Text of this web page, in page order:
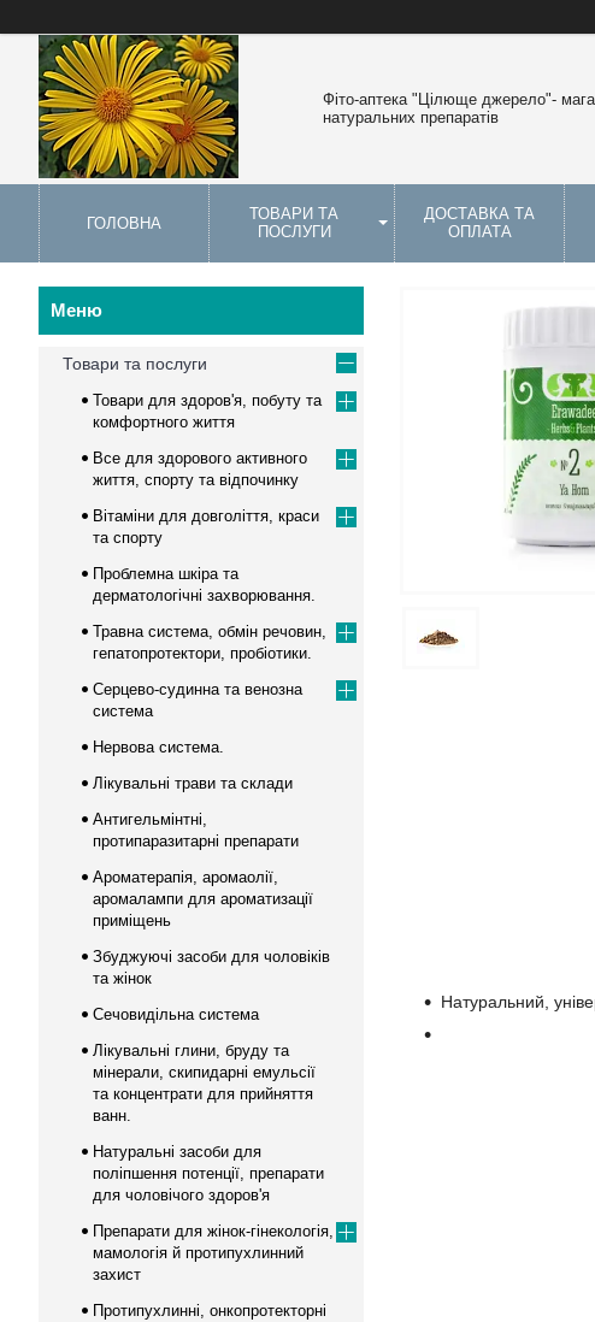
Фіто-аптека "Цілюще джерело"-
натуральних препаратів
ГОЛОВНА
ТОВАРИ ТА
ПОСЛУГИ
ДОСТАВКА ТА
ОПЛАТА
Натуральний,
Товари та послуги
Товари для здоров'я, побуту та
комфортного життя
Все для здорового активного
життя, спорту та відпочинку
Вітаміни для довголіття, краси
та спорту
Проблемна шкіра та
дерматологічні захворювання.
Травна система, обмін речовин,
гепатопротектори, пробіотики.
Серцево-судинна та венозна
система
Нервова система.
Лікувальні трави та склади
Антигельмінтні,
протипаразитарні препарати
Ароматерапія, аромаолії,
аромалампи для ароматизації
приміщень
Збуджуючі засоби для чоловіків
та жінок
Сечовидільна система
Лікувальні глини, бруду та
мінерали, скипидарні емульсії
та концентрати для прийняття
ванн.
Натуральні засоби для
поліпшення потенції, препарати
для чоловічого здоров'я
Препарати для жінок-гінекологія,
мамологія й протипухлинний
захист
Протипухлинні, онкопротекторні